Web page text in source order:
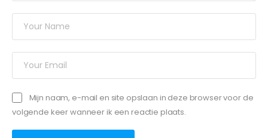
Mijn naam, e-mail en site opslaan in deze browser voor de
volgende keer wanneer ik een reactie plaats.